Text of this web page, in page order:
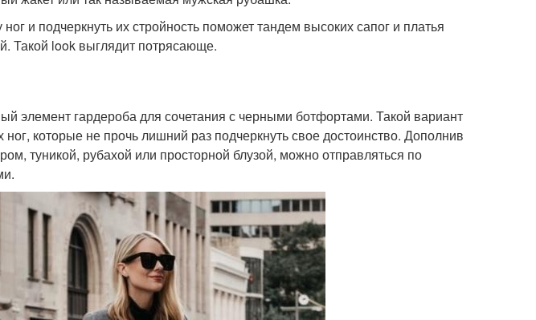
и подчеркнуть их стройность поможет тандем высоких сапог и платья
Такой look выглядит потрясающе.
элемент гардероба для сочетания с черными ботфортами. Такой вариант
которые не прочь лишний раз подчеркнуть свое достоинство. Дополнив
туникой, рубахой или просторной блузой, можно отправляться по